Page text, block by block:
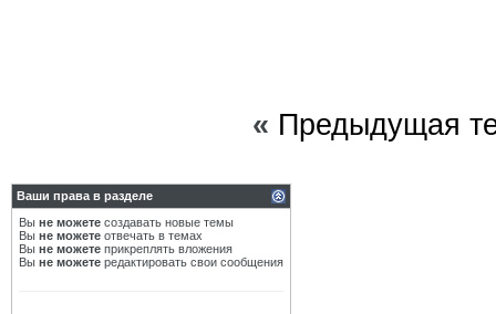
« Предыдущая
Ваши права в разделе
Вы не можете создавать новые темы
Вы не можете отвечать в темах
Вы не можете прикреплять вложения
Вы не можете редактировать свои сообщения